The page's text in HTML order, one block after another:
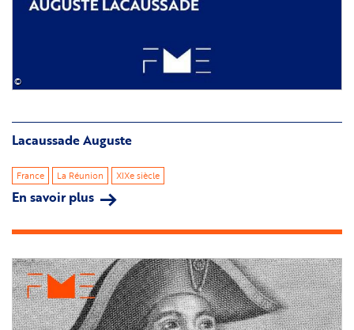
©
Lacaussade Auguste
France La Réunion XIXe siècle
En savoir plus sur
Auguste
Image